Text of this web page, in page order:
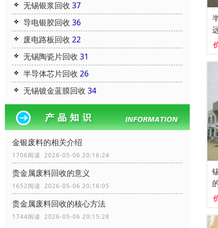
无锡银浆回收 37
导电银胶回收 36
废电路板回收 22
无锡陶瓷片回收 31
半导体芯片回收 26
无锡镀金蓝膜回收 34
金银废料的相关介绍
1706阅读 2026-05-06 20:16:24
贵金属废料回收的意义
1652阅读 2026-05-06 20:16:05
贵金属废料回收的核心方法
1744阅读 2026-05-06 20:15:28